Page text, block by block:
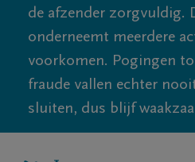
de afzender zorgvuldig.
onderneemt meerdere
voorkomen. Pogingen
fraude vallen echter
sluiten, dus blijf